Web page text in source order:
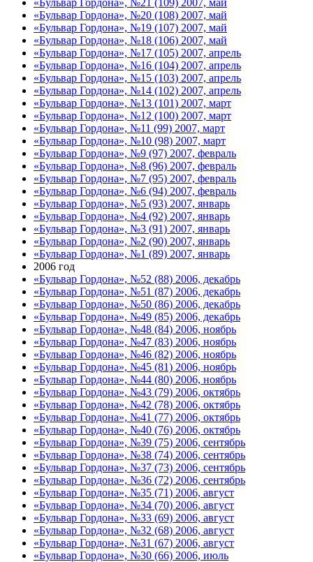
«Бульвар Гордона», №21 (109) 2007, май
«Бульвар Гордона», №20 (108) 2007, май
«Бульвар Гордона», №19 (107) 2007, май
«Бульвар Гордона», №18 (106) 2007, май
«Бульвар Гордона», №17 (105) 2007, апрель
«Бульвар Гордона», №16 (104) 2007, апрель
«Бульвар Гордона», №15 (103) 2007, апрель
«Бульвар Гордона», №14 (102) 2007, апрель
«Бульвар Гордона», №13 (101) 2007, март
«Бульвар Гордона», №12 (100) 2007, март
«Бульвар Гордона», №11 (99) 2007, март
«Бульвар Гордона», №10 (98) 2007, март
«Бульвар Гордона», №9 (97) 2007, февраль
«Бульвар Гордона», №8 (96) 2007, февраль
«Бульвар Гордона», №7 (95) 2007, февраль
«Бульвар Гордона», №6 (94) 2007, февраль
«Бульвар Гордона», №5 (93) 2007, январь
«Бульвар Гордона», №4 (92) 2007, январь
«Бульвар Гордона», №3 (91) 2007, январь
«Бульвар Гордона», №2 (90) 2007, январь
«Бульвар Гордона», №1 (89) 2007, январь
2006 год
«Бульвар Гордона», №52 (88) 2006, декабрь
«Бульвар Гордона», №51 (87) 2006, декабрь
«Бульвар Гордона», №50 (86) 2006, декабрь
«Бульвар Гордона», №49 (85) 2006, декабрь
«Бульвар Гордона», №48 (84) 2006, ноябрь
«Бульвар Гордона», №47 (83) 2006, ноябрь
«Бульвар Гордона», №46 (82) 2006, ноябрь
«Бульвар Гордона», №45 (81) 2006, ноябрь
«Бульвар Гордона», №44 (80) 2006, ноябрь
«Бульвар Гордона», №43 (79) 2006, октябрь
«Бульвар Гордона», №42 (78) 2006, октябрь
«Бульвар Гордона», №41 (77) 2006, октябрь
«Бульвар Гордона», №40 (76) 2006, октябрь
«Бульвар Гордона», №39 (75) 2006, сентябрь
«Бульвар Гордона», №38 (74) 2006, сентябрь
«Бульвар Гордона», №37 (73) 2006, сентябрь
«Бульвар Гордона», №36 (72) 2006, сентябрь
«Бульвар Гордона», №35 (71) 2006, август
«Бульвар Гордона», №34 (70) 2006, август
«Бульвар Гордона», №33 (69) 2006, август
«Бульвар Гордона», №32 (68) 2006, август
«Бульвар Гордона», №31 (67) 2006, август
«Бульвар Гордона», №30 (66) 2006, июль